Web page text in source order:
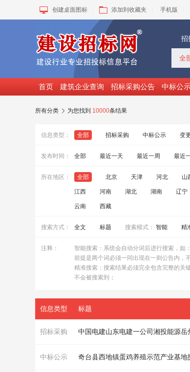
创建桌面图标 添加到收藏夹 手机版
招
全
首页 建筑企业查询 招标采购公告 中标公
所有分类  为您找到 10000条结果
信息类型： 全部 招标采购 中标公示 变
发布时间： 全部 最近一天 最近一周 最近
所在地区： 全部 北京 天津 河北 山
江西 河南 湖北 湖南 辽宁
云南 西藏
搜索方式： 全文 标题 搜索模式： 智能 精
注释：
智能搜索：系统会自动分词后进行搜索，如
前提是两个词必须一同出现在一则公告内，
精准搜索：搜索结果必须完全包含完整的关
不会被搜索到；
信息类型 标题
招标采购
中标公示 奇台县西地镇蛋鸡养殖示范产业基